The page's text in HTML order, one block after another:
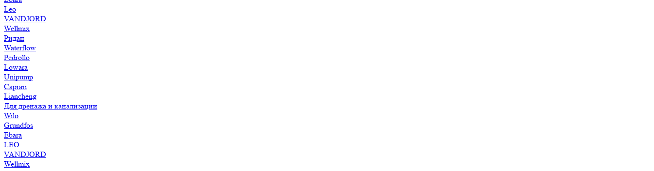
Leo
VANDJORD
Wellmix
Ридан
Waterflow
Pedrollo
Lowara
Unipump
Caprari
Liancheng
Для дренажа и канализации
Wilo
Grundfos
Ebara
LEO
VANDJORD
Wellmix